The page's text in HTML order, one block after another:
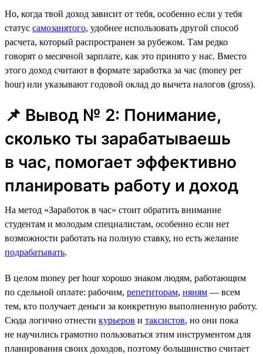
Но, когда твой доход зависит от тебя, особенно если у тебя
статус самозанятого, удобнее использовать другой способ
расчета, который распространен за рубежом. Там редко
говорят о месячной зарплате, как это принято у нас. Вместо
этого доход считают в формате заработка за час (money per
hour) или указывают годовой оклад до вычета налогов (gross).
📌 Вывод № 2: Понимание,
сколько ты зарабатываешь
в час, помогает эффективно
планировать работу и доход
На метод «Заработок в час» стоит обратить внимание
студентам и молодым специалистам, особенно если нет
возможности работать на полную ставку, но есть желание
подрабатывать.
В целом money per hour хорошо знаком людям, работающим
по сдельной оплате: рабочим, репетиторам, няням — всем
тем, кто получает деньги за конкретную выполненную работу.
Сюда логично отнести курьеров и таксистов, но они пока
не научились грамотно пользоваться этим инструментом для
планирования своих доходов, поэтому большинство считает